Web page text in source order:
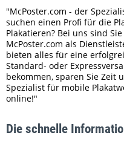
"McPoster.com - der
suchen einen Profi für die
Plakatieren? Bei uns sind
McPoster.com als
bieten alles für eine
Standard- oder
bekommen, sparen Sie Zeit
Spezialist für mobile
online!"
Die schnelle